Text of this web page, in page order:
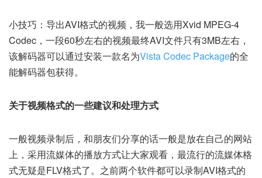
小技巧：导出AVI格式的视频，我一般选用Xvid MPEG-4
Codec，一段60秒左右的视频最终AVI文件只有3MB左右，
该解码器可以通过安装一款名为Vista Codec Package的全
能解码器包获得。
关于视频格式的一些建议和处理方式
一般视频录制后，和朋友们分享的话一般是放在自己的网站
上，采用流媒体的播放方式让大家观看，最流行的流媒体格
式无疑是FLV格式了。之前两个软件都可以录制AVI格式的